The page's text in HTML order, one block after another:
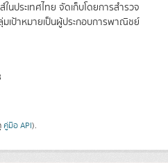
ประเทศไทย จัดเก็บโดยการสำรวจ
เป้าหมายเป็นผู้ประกอบการพาณิชย์
คู่มือ API).